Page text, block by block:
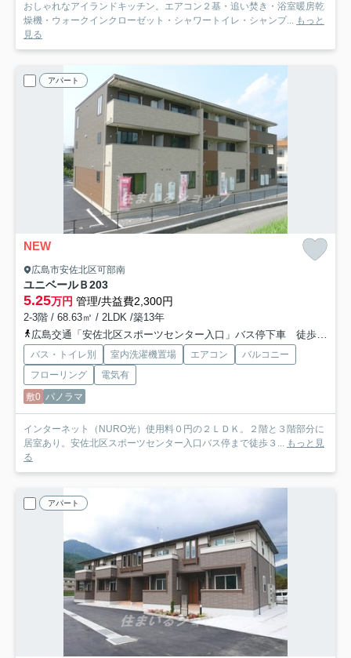
おしゃれなアイランドキッチン。エアコン２基・追い焚き・浴室暖房乾
燥機・ウォークインクローゼット・シャワートイレ・シャンプ... もっと
見る
アパート
NEW
広島市安佐北区可部南
ユニベールＢ203
5.25万円 管理/共益費2,300円
2-3階 / 68.63㎡ / 2LDK /築13年
広島交通「安佐北区スポーツセンター入口」バス停下車 徒歩3分
バス・トイレ別 室内洗濯機置場 エアコン
バルコニー
フローリング
電気有
敷0 パノラマ
インターネット（NURO光）使用料０円の２ＬＤＫ。２階と３階部分に
居室あり。安佐北区スポーツセンター入口バス停まで徒歩３... もっと見
る
アパート